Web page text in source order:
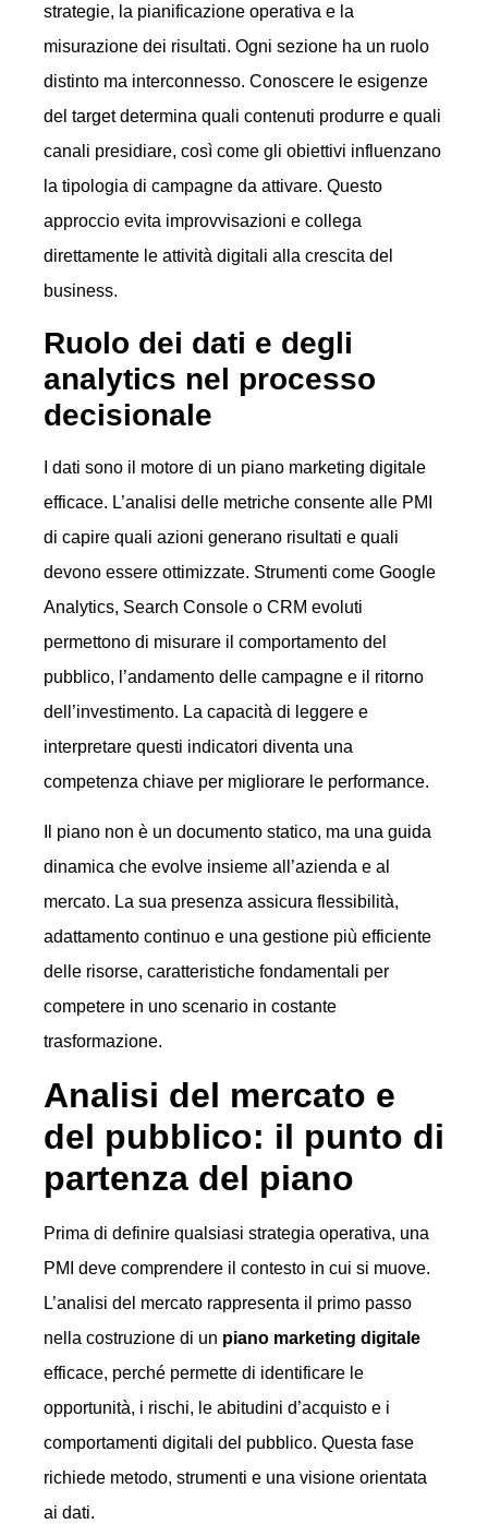
strategie, la pianificazione operativa e la
misurazione dei risultati. Ogni sezione ha un ruolo
distinto ma interconnesso. Conoscere le esigenze
del target determina quali contenuti produrre e quali
canali presidiare, così come gli obiettivi influenzano
la tipologia di campagne da attivare. Questo
approccio evita improvvisazioni e collega
direttamente le attività digitali alla crescita del
business.
Ruolo dei dati e degli
analytics nel processo
decisionale
I dati sono il motore di un piano marketing digitale
efficace. L’analisi delle metriche consente alle PMI
di capire quali azioni generano risultati e quali
devono essere ottimizzate. Strumenti come Google
Analytics, Search Console o CRM evoluti
permettono di misurare il comportamento del
pubblico, l’andamento delle campagne e il ritorno
dell’investimento. La capacità di leggere e
interpretare questi indicatori diventa una
competenza chiave per migliorare le performance.
Il piano non è un documento statico, ma una guida
dinamica che evolve insieme all’azienda e al
mercato. La sua presenza assicura flessibilità,
adattamento continuo e una gestione più efficiente
delle risorse, caratteristiche fondamentali per
competere in uno scenario in costante
trasformazione.
Analisi del mercato e
del pubblico: il punto di
partenza del piano
Prima di definire qualsiasi strategia operativa, una
PMI deve comprendere il contesto in cui si muove.
L’analisi del mercato rappresenta il primo passo
nella costruzione di un piano marketing digitale
efficace, perché permette di identificare le
opportunità, i rischi, le abitudini d’acquisto e i
comportamenti digitali del pubblico. Questa fase
richiede metodo, strumenti e una visione orientata
ai dati.